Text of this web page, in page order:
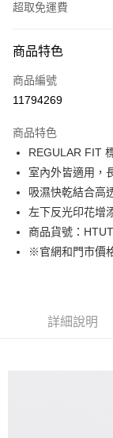
超取免運費
信用卡一次付款
LINE Pay
街口支付
悠遊付
Google Pay
貨到付款
商品特色
商品編號
11794269
商品特色
REGULAR FIT
室內外皆適用，
吸濕快乾結合高
左下反光印花增
商品貨號：
※官網和門市價
詳細說明